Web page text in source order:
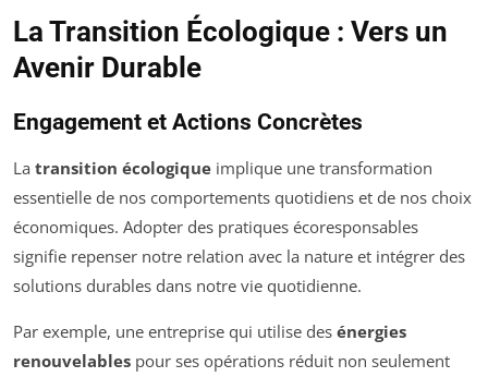
La Transition Écologique : Vers un
Avenir Durable
Engagement et Actions Concrètes
La transition écologique implique une transformation
essentielle de nos comportements quotidiens et de nos choix
économiques. Adopter des pratiques écoresponsables
signifie repenser notre relation avec la nature et intégrer des
solutions durables dans notre vie quotidienne.
Par exemple, une entreprise qui utilise des énergies
renouvelables pour ses opérations réduit non seulement